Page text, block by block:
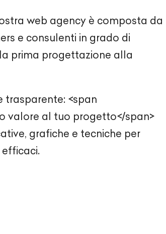
web agency è composta da
e consulenti in grado di
prima progettazione alla
trasparente: <span
valore al tuo progetto</span>
grafiche e tecniche per